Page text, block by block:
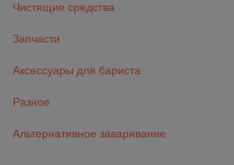
Чистящие средства
Запчасти
Аксессуары для бариста
Разное
Альтернативное заваривание